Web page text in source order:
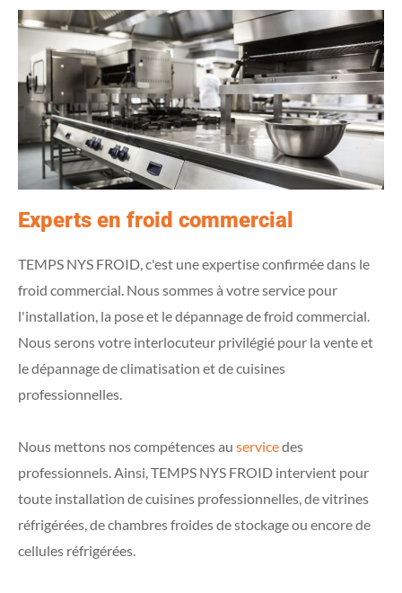
Experts en froid commercial
TEMPS NYS FROID, c'est une expertise confirmée dans le
froid commercial. Nous sommes à votre service pour
l'installation, la pose et le dépannage de froid commercial.
Nous serons votre interlocuteur privilégié pour la vente et
le dépannage de climatisation et de cuisines
professionnelles.
Nous mettons nos compétences au servicedes
professionnels. Ainsi, TEMPS NYS FROID intervient pour
toute installation de cuisines professionnelles, de vitrines
réfrigérées, de chambres froides de stockage ou encore de
cellules réfrigérées.